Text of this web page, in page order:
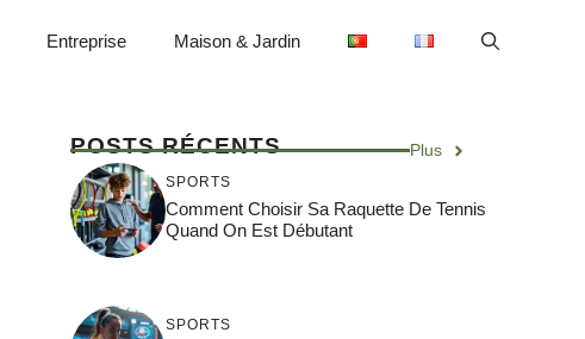
Entreprise Maison & Jardin
POSTS RÉCENTS Plus
SPORTS
Comment Choisir Sa Raquette De Tennis
Quand On Est Débutant
SPORTS